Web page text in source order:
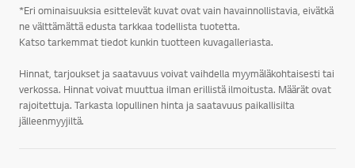
*Eri ominaisuuksia esittelevät kuvat ovat vain havainnollistavia, eivätkä
ne välttämättä edusta tarkkaa todellista tuotetta.
Katso tarkemmat tiedot kunkin tuotteen kuvagalleriasta.
Hinnat, tarjoukset ja saatavuus voivat vaihdella myymäläkohtaisesti tai
verkossa. Hinnat voivat muuttua ilman erillistä ilmoitusta. Määrät ovat
rajoitettuja. Tarkasta lopullinen hinta ja saatavuus paikallisilta
jälleenmyyjiltä.